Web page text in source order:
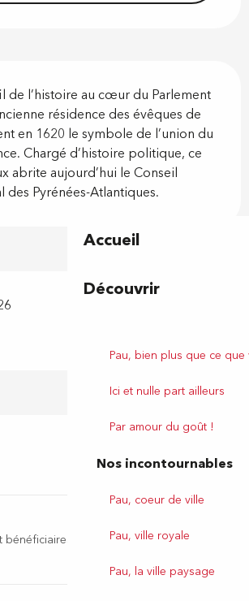
Accueil
Découvrir
Pau, bien plus que ce
Ici et nulle part ailleurs
Par amour du goût !
Nos incontournables
Pau, coeur de ville
Pau, ville royale
Pau, la ville paysage
de l’histoire au cœur du Parlement
résidence des évêques de
en 1620 le symbole de l’union du
Chargé d’histoire politique, ce
abrite aujourd’hui le Conseil
des Pyrénées-Atlantiques.
bénéficiaires des minimas sociaux